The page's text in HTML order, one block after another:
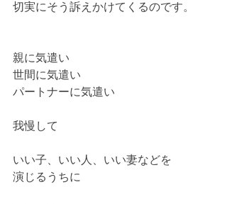
切実にそう訴えかけてくるのです。
親に気遣い
世間に気遣い
パートナーに気遣い
我慢して
いい子、いい人、いい妻などを
演じるうちに